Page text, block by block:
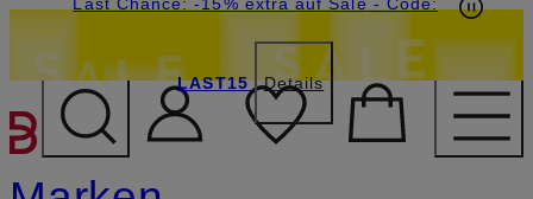
ZUM HAUPTINHALT
LAST15 Details